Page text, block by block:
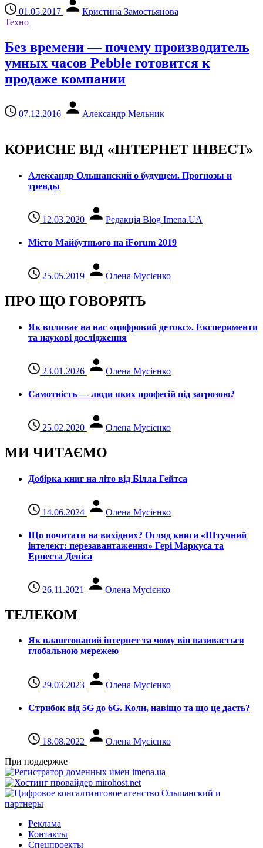
01.05.2017
Кристина Замостьянова
Техно
Без времени — почему производитель
умных часов Pebble готовится к
продаже компании
07.12.2016 Александр Мельник
КОРИСНЕ ВІД «ІНТЕРНЕТ ІНВЕСТ»
Александр Ольшанский о будущем. Прогнозы и
тренды
12.03.2020 Редакція Blog Imena.UA
Місто Майбутнього на iForum 2019
25.05.2019 Олена Мусієнко
ПРО ЩО ГОВОРЯТЬ
Як впливає на нас «цифровий детокс». Експерименти
та наукові дослідження
23.01.2026 Олена Мусієнко
Самотність — люди яких професій під загрозою?
25.02.2020 Олена Мусієнко
МИ ЧИТАЄМО
Добірка книг на літо від Білла Гейтса
14.06.2024 Олена Мусієнко
Що почитати на вихідних? Огляд книги «Штучний
інтелект: перезавантаження» Гері Маркуса та
Ернеста Девіса
26.11.2021 Олена Мусієнко
ТЕЛЕКОМ
Як влаштований інтернет та чому він називається
глобальною мережею
29.03.2023 Олена Мусієнко
Стрибок від 5G до 6G. Коли, навіщо та що це даcть?
18.08.2022
Олена Мусієнко
При поддержке
Реклама
Контакты
Спецпроекты